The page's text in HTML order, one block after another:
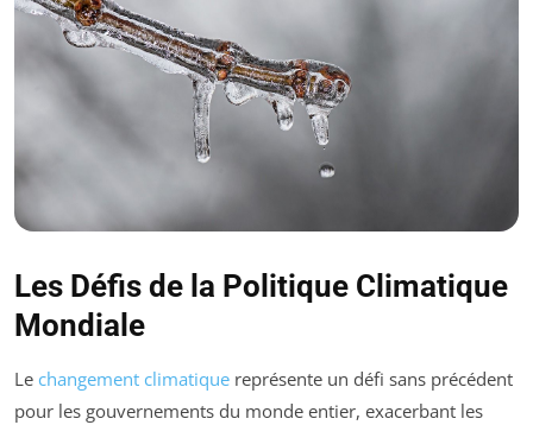
Les Défis de la Politique Climatique
Mondiale
Le changement climatique représente un défi sans précédent
pour les gouvernements du monde entier, exacerbant les